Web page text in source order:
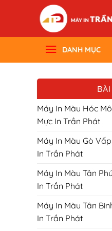
DANH MỤC
Máy In Màu Hóc
Mực In Trần Phát
Máy In Màu Gò
In Trần Phát
Máy In Màu Tân
In Trần Phát
Máy In Màu Tân
In Trần Phát